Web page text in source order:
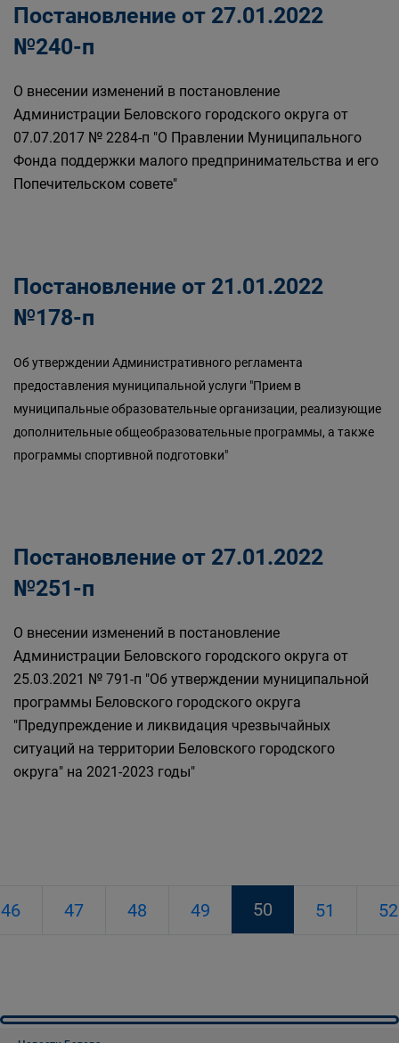
Постановление от 27.01.2022
№240-п
О внесении изменений в постановление
Администрации Беловского городского округа от
07.07.2017 № 2284-п "О Правлении Муниципального
Фонда поддержки малого предпринимательства и его
Попечительском совете"
Постановление от 21.01.2022
№178-п
Об утверждении Административного регламента
предоставления муниципальной услуги "Прием в
муниципальные образовательные организации, реализующие
дополнительные общеобразовательные программы, а также
программы спортивной подготовки"
Постановление от 27.01.2022
№251-п
О внесении изменений в постановление
Администрации Беловского городского округа от
25.03.2021 № 791-п "Об утверждении муниципальной
программы Беловского городского округа
"Предупреждение и ликвидация чрезвычайных
ситуаций на территории Беловского городского
округа" на 2021-2023 годы"
46 47 48 49 50 51 52